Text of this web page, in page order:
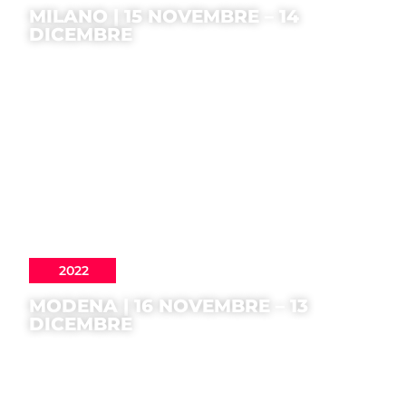
MILANO | 15 NOVEMBRE – 14
DICEMBRE
2022
MODENA | 16 NOVEMBRE – 13
DICEMBRE